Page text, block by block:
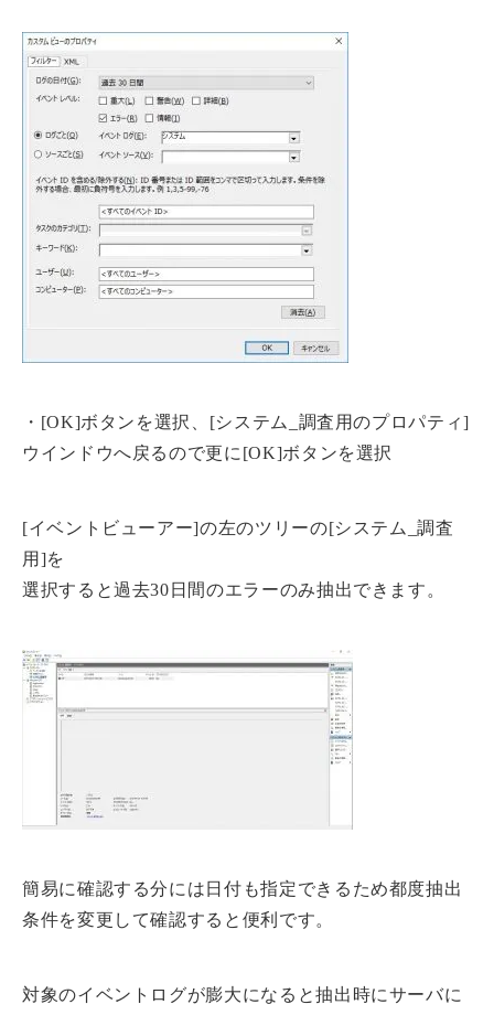
・[OK]ボタンを選択、[システム_調査用のプロパティ]
ウインドウへ戻るので更に[OK]ボタンを選択
[イベントビューアー]の左のツリーの[システム_調査
用]を
選択すると過去30日間のエラーのみ抽出できます。
簡易に確認する分には日付も指定できるため都度抽出
条件を変更して確認すると便利です。
対象のイベントログが膨大になると抽出時にサーバに